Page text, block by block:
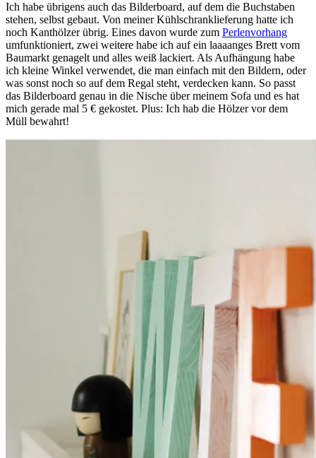
Ich habe übrigens auch das Bilderboard, auf dem die Buchstaben
stehen, selbst gebaut. Von meiner Kühlschranklieferung hatte ich
noch Kanthölzer übrig. Eines davon wurde zum Perlenvorhang
umfunktioniert, zwei weitere habe ich auf ein laaaanges Brett vom
Baumarkt genagelt und alles weiß lackiert. Als Aufhängung habe
ich kleine Winkel verwendet, die man einfach mit den Bildern, oder
was sonst noch so auf dem Regal steht, verdecken kann. So passt
das Bilderboard genau in die Nische über meinem Sofa und es hat
mich gerade mal 5 € gekostet. Plus: Ich hab die Hölzer vor dem
Müll bewahrt!